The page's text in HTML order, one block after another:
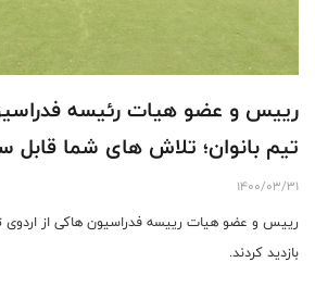
رييس و عضو هیات رئیسه
تیم بانوان؛ تلاش های شما
1400/03/31
رییس و عضو هیات رییسه فدراسیون هاکی از اردوی
بازدید کردند.